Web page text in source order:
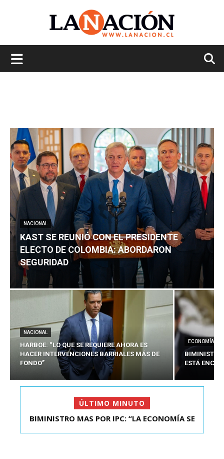
NACIONAL
KAST SE REUNIÓ CON EL PRESIDENTE
ELECTO DE COLOMBIA: ABORDARON
SEGURIDAD
NACIONAL
HARBOE: “LO QUE SE REQUIERE AHORA ES
HACER INTERVENCIONES BARRIALES MÁS DE
FONDO”
ECONOMÍA
BIMINISTRO
ESTÁ
ÚLTIMO MINUTO
KAST SE REUNIÓ CON EL PRESIDENTE ELECTO DE
BIMINISTRO MAS POR IPC: “LA ECONOMÍA SE